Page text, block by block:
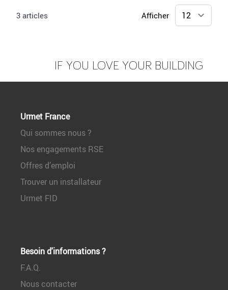
3 articles Afficher
IF YOU LOVE YOUR BUILDING
Urmet France
Qui sommes nous ?
Nos engagements RSE
Offres d’emploi
Trouver un installateur
Urmet FID
Besoin d'informations ?
F.A.Q.
Nous contacter